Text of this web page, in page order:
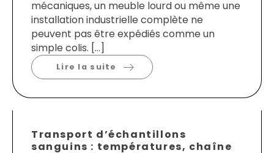
mécaniques, un meuble lourd ou même une
installation industrielle complète ne
peuvent pas être expédiés comme un
simple colis. […]
Lire la suite
Transport d’échantillons
sanguins : températures, chaîne